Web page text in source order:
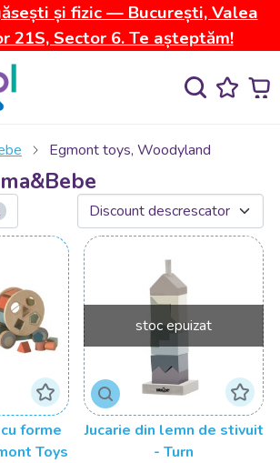
și fizic — București, Valea
21S, Sector 6. Te așteptăm!
Egmont toys, Woodyland
forme
Toys
stoc epuizat
Jucarie din lemn de stivuit
- Turn